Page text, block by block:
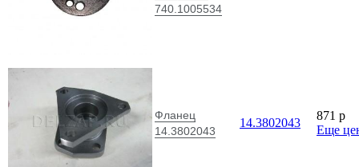
740.1005534
Фланец
14.3802043
14.3802043
871 p
Еще